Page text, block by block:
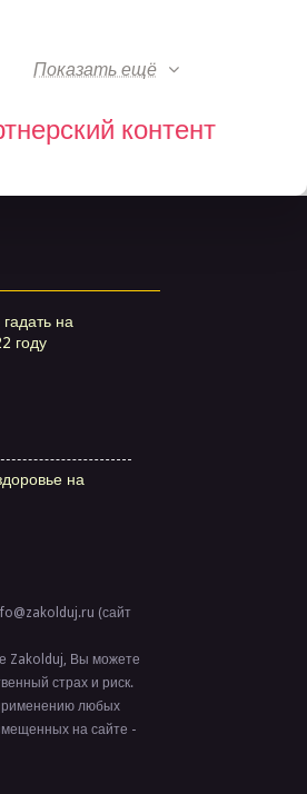
Показать ещё
контент
на
году
на
(сайт
Zakolduj, Вы можете
страх и риск.
любых
на сайте -